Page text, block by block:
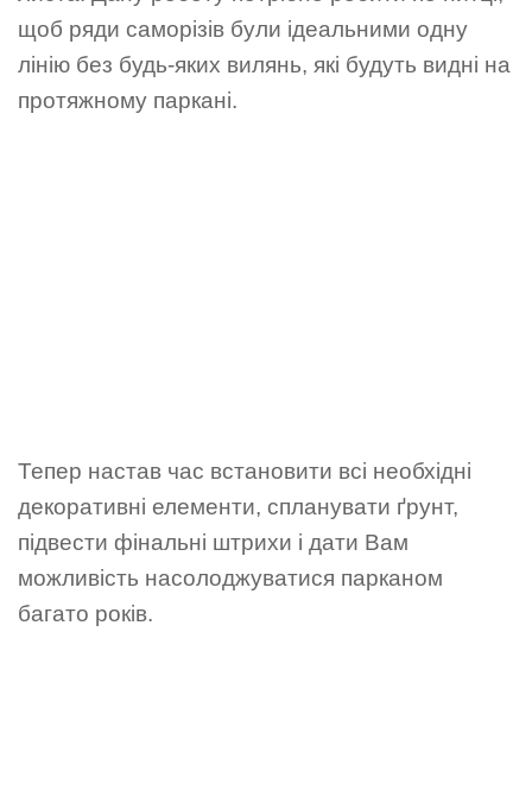
щоб ряди саморізів були ідеальними одну
лінію без будь-яких вилянь, які будуть видні на
протяжному паркані.
Тепер настав час встановити всі необхідні
декоративні елементи, спланувати ґрунт,
підвести фінальні штрихи і дати Вам
можливість насолоджуватися парканом
багато років.